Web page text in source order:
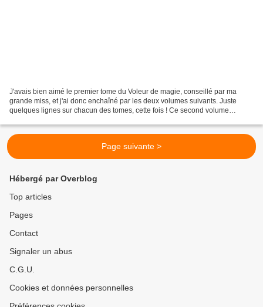
J'avais bien aimé le premier tome du Voleur de magie, conseillé par ma
grande miss, et j'ai donc enchaîné par les deux volumes suivants. Juste
quelques lignes sur chacun des tomes, cette fois ! Ce second volume
Page suivante >
Hébergé par Overblog
Top articles
Pages
Contact
Signaler un abus
C.G.U.
Cookies et données personnelles